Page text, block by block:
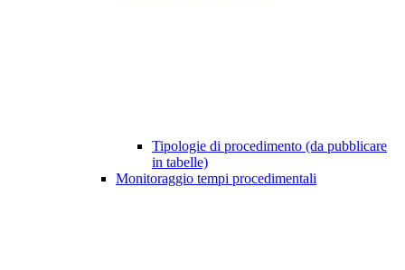
Tipologie di procedimento (da pubblicare
in tabelle)
Monitoraggio tempi procedimentali